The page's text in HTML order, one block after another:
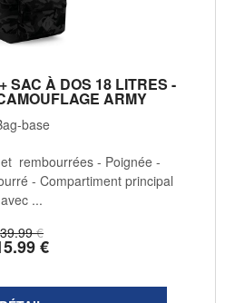
SAC À DOS 18 LITRES -
ARMY
base
39.99 €
.99€
rembourrées - Poignée -
- Compartiment principal
avec ...